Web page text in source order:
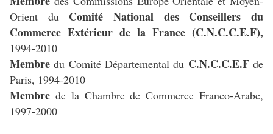
Orient du Comité National des Conseillers du
Commerce Extérieur de la France (C.N.C.C.E.F),
1994-2010
Membredu Comité Départemental du C.N.C.C.E.Fde
Paris, 1994-2010
Membre de la Chambre de Commerce Franco-Arabe,
1997-2000